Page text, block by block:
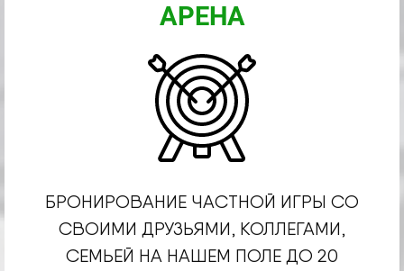
АРЕНА
БРОНИРОВАНИЕ ЧАСТНОЙ ИГРЫ СО
СВОИМИ ДРУЗЬЯМИ, КОЛЛЕГАМИ,
СЕМЬЕЙ НА НАШЕМ ПОЛЕ ДО 20